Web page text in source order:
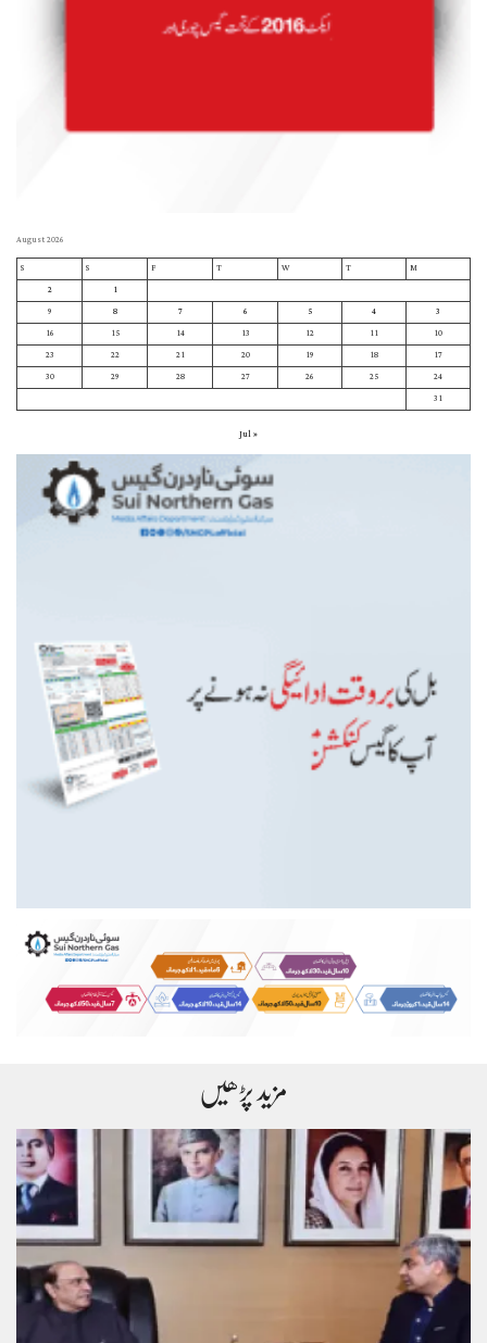
August 2026
M
T
W
T
F
S
S
1
2
3
4
5
6
7
8
9
10
11
12
13
14
15
16
17
18
19
20
21
22
23
24
25
26
27
28
29
30
31
« Jul
مزید پڑھیں